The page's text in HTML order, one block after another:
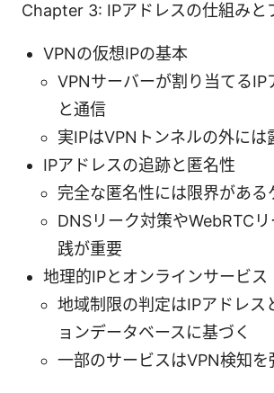
Chapter 3: IPアドレスの仕組みと
VPNの仮想IPの基本
VPNサーバーが割り当てるIP
と通信
実IPはVPNトンネルの外には
IPアドレスの追跡と匿名性
完全な匿名性には限界がある
DNSリーク対策やWebRTC
践が重要
地理的IPとオンラインサービス
地域制限の判定はIPアドレス
ョンデータベースに基づく
一部のサービスはVPN検知を